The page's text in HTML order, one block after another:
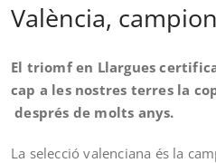
València,
El triomf en Llargues
cap a les nostres terres la
després de molts anys.
La selecció valenciana és la